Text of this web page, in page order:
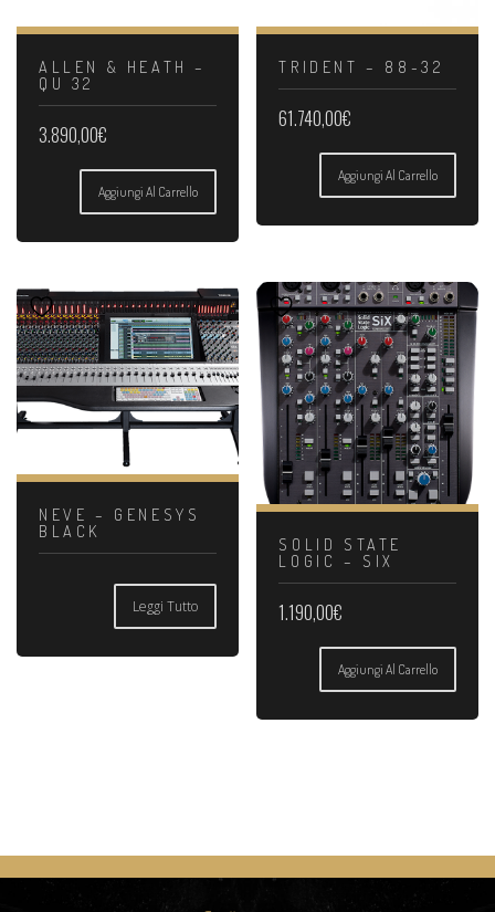
ALLEN & HEATH –
QU 32
3.890,00€
Aggiungi Al Carrello
TRIDENT – 88-32
61.740,00€
Aggiungi Al Carrello
NEVE – GENESYS
BLACK
Leggi Tutto
SOLID STATE
LOGIC – SIX
1.190,00€
Aggiungi Al Carrello